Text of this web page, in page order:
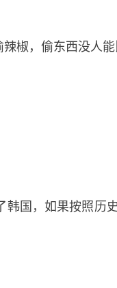
椒，偷东西没人
国，如果按照